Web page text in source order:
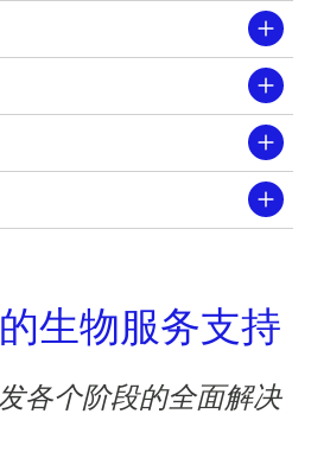
生物服务支持
各个阶段的全面解决